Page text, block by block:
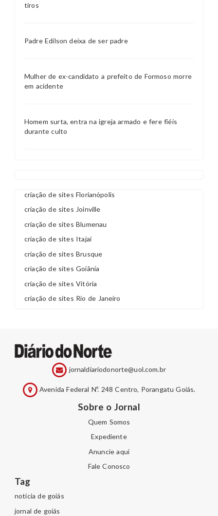
tiros
Padre Edilson deixa de ser padre
Mulher de ex-candidato a prefeito de Formoso morre
em acidente
Homem surta, entra na igreja armado e fere fiéis
durante culto
criação de sites Florianópolis
criação de sites Joinville
criação de sites Blumenau
criação de sites Itajaí
criação de sites Brusque
criação de sites Goiânia
criação de sites Vitória
criação de sites Rio de Janeiro
jornaldiariodonorte@uol.com.br
Avenida Federal Nº. 248 Centro, Porangatu Goiás.
Sobre o Jornal
Quem Somos
Expediente
Anuncie aqui
Fale Conosco
Tag
notícia de goiás
jornal de goiás